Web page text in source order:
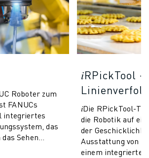
Roboter zum
FANUCs
integriertes
das
Sehen
𝑖RPickTool
𝑖Die RPickTool-
die Robotik auf
der
Ausstattung von
einem integrierten